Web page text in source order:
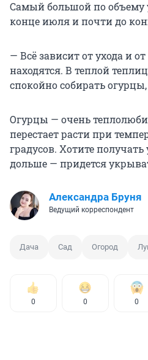
Самый большой по объему
конце июля и почти до
— Всё зависит от ухода и от
находятся. В теплой
спокойно собирать
Огурцы — очень
перестает расти при
градусов. Хотите
дольше — придется
Александра Бруня
Ведущий корреспондент
Дача Сад Огород
0 0 0